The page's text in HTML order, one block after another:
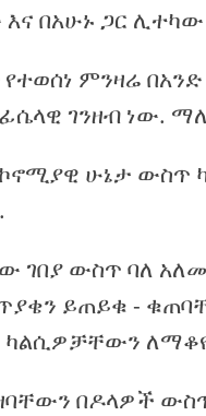
እና በአሁኑ ጋር
ምንዛሬ
ገንዘብ ነው.
ሁኔታ ውስጥ
ውስጥ ባለ
ይጠይቁ -
ካልሲዎቻቸውን
በዶላዎች